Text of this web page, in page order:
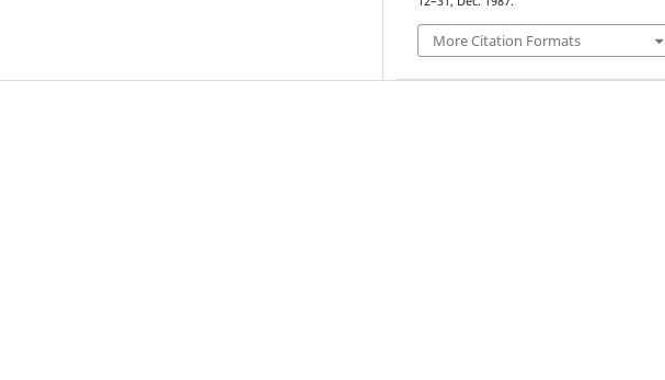
More Citation Formats